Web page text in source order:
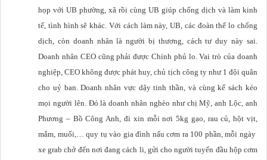
họp với UB phường, xã rồi cùng UB giúp chống dịch và làm kinh
tế, tình hình sẽ khác. Với cách làm này, UB, các đoàn thể lo chống
dịch, còn doanh nhân là người bị thương, cách tư duy này sai.
Doanh nhân CEO cũng phải được Chính phủ lo. Vai trò của doanh
nghiệp, CEO không được phát huy, chủ tịch công ty như 1 đội quân
cho uỷ ban. Doanh nhân vực dậy tinh thần, và cùng kế sách kéo
mọi người lên. Đó là doanh nhân nghèo như chị Mỹ, anh Lộc, anh
Phương – Bồ Công Anh, đi xin mỗi nơi 5kg gạo, rau củ, hột vịt,
mắm, muối,… quy tụ vào gia đình nấu cơm ra 100 phần, mỗi ngày
xe grab chở đến nơi đang cách li, gửi cho người tuyến đầu hộp cơm